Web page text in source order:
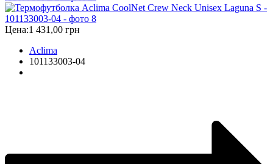
Цена:1 431,00 грн
Aclima
101133003-04